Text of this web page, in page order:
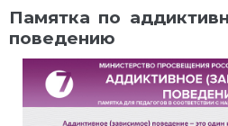
Памятка по
поведению